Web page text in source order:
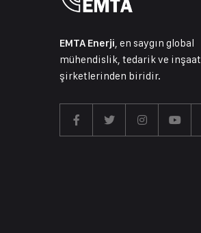
EMTA Enerji , en saygın global
mühendislik, tedarik ve inşaat
şirketlerinden biridir.